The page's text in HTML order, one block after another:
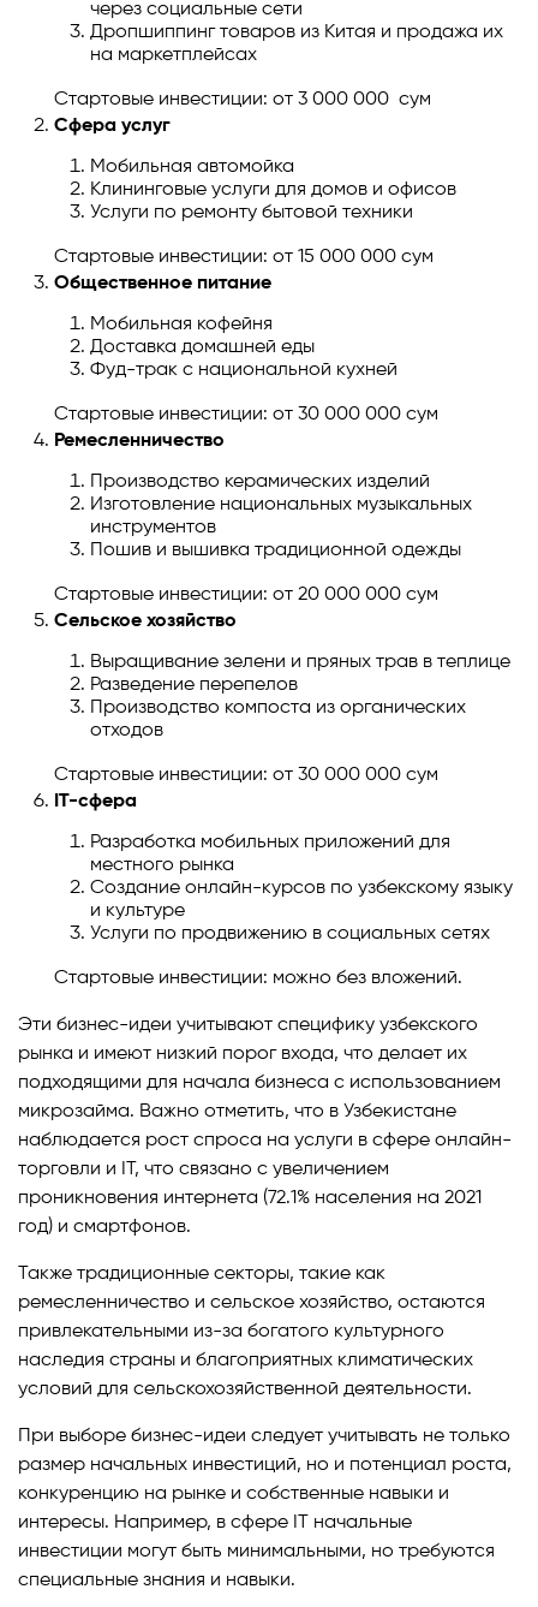
через социальные сети
Дропшиппинг товаров из Китая и продажа их
на маркетплейсах
Стартовые инвестиции: от 3 000 000 сум
Сфера услуг
Мобильная автомойка
Клининговые услуги для домов и офисов
Услуги по ремонту бытовой техники
Стартовые инвестиции: от 15 000 000 сум
Общественное питание
Мобильная кофейня
Доставка домашней еды
Фуд-трак с национальной кухней
Стартовые инвестиции: от 30 000 000 сум
Ремесленничество
Производство керамических изделий
Изготовление национальных музыкальных
инструментов
Пошив и вышивка традиционной одежды
Стартовые инвестиции: от 20 000 000 сум
Сельское хозяйство
Выращивание зелени и пряных трав в теплице
Разведение перепелов
Производство компоста из органических
отходов
Стартовые инвестиции: от 30 000 000 сум
IT-сфера
Разработка мобильных приложений для
местного рынка
Создание онлайн-курсов по узбекскому языку
и культуре
Услуги по продвижению в социальных сетях
Стартовые инвестиции: можно без вложений.
Эти бизнес-идеи учитывают специфику узбекского
рынка и имеют низкий порог входа, что делает их
подходящими для начала бизнеса с использованием
микрозайма. Важно отметить, что в Узбекистане
наблюдается рост спроса на услуги в сфере онлайн-
торговли и IT, что связано с увеличением
проникновения интернета (72.1% населения на 2021
год) и смартфонов.
Также традиционные секторы, такие как
ремесленничество и сельское хозяйство, остаются
привлекательными из-за богатого культурного
наследия страны и благоприятных климатических
условий для сельскохозяйственной деятельности.
При выборе бизнес-идеи следует учитывать не только
размер начальных инвестиций, но и потенциал роста,
конкуренцию на рынке и собственные навыки и
интересы. Например, в сфере IT начальные
инвестиции могут быть минимальными, но требуются
специальные знания и навыки.